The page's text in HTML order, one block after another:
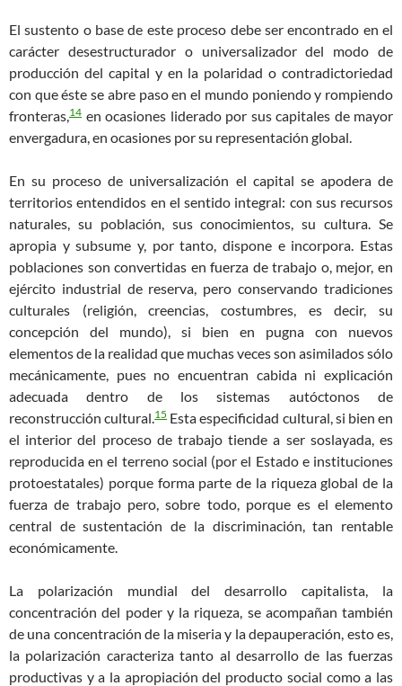
El sustento o base de este proceso debe ser encontrado en el
carácter desestructurador o universalizador del modo de
producción del capital y en la polaridad o contradictoriedad
con que éste se abre paso en el mundo poniendo y rompiendo
fronteras,14 en ocasiones liderado por sus capitales de mayor
envergadura, en ocasiones por su representación global.
En su proceso de universalización el capital se apodera de
territorios entendidos en el sentido integral: con sus recursos
naturales, su población, sus conocimientos, su cultura. Se
apropia y subsume y, por tanto, dispone e incorpora. Estas
poblaciones son convertidas en fuerza de trabajo o, mejor, en
ejército industrial de reserva, pero conservando tradiciones
culturales (religión, creencias, costumbres, es decir, su
concepción del mundo), si bien en pugna con nuevos
elementos de la realidad que muchas veces son asimilados sólo
mecánicamente, pues no encuentran cabida ni explicación
adecuada dentro de los sistemas autóctonos de
reconstrucción cultural.15Esta especificidad cultural, si bien en
el interior del proceso de trabajo tiende a ser soslayada, es
reproducida en el terreno social (por el Estado e instituciones
protoestatales) porque forma parte de la riqueza global de la
fuerza de trabajo pero, sobre todo, porque es el elemento
central de sustentación de la discriminación, tan rentable
económicamente.
La polarización mundial del desarrollo capitalista, la
concentración del poder y la riqueza, se acompañan también
de una concentración de la miseria y la depauperación, esto es,
la polarización caracteriza tanto al desarrollo de las fuerzas
productivas y a la apropiación del producto social como a las